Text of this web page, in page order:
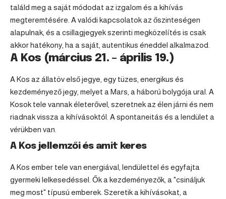
találd meg a saját módodat az izgalom és a kihívás
megteremtésére. A valódi kapcsolatok az őszinteségen
alapulnak, és a csillagjegyek szerinti megközelítés is csak
akkor hatékony, ha a saját, autentikus éneddel alkalmazod.
A Kos (március 21. – április 19.)
A Kos az állatöv első jegye, egy tüzes, energikus és
kezdeményező jegy, melyet a Mars, a háború bolygója ural. A
Kosok tele vannak életerővel, szeretnek az élen járni és nem
riadnak vissza a kihívásoktól. A spontaneitás és a lendület a
vérükben van.
A Kos jellemzői és amit keres
A Kos ember tele van energiával, lendülettel és egyfajta
gyermeki lelkesedéssel. Ők a kezdeményezők, a "csináljuk
meg most" típusú emberek. Szeretik a kihívásokat, a